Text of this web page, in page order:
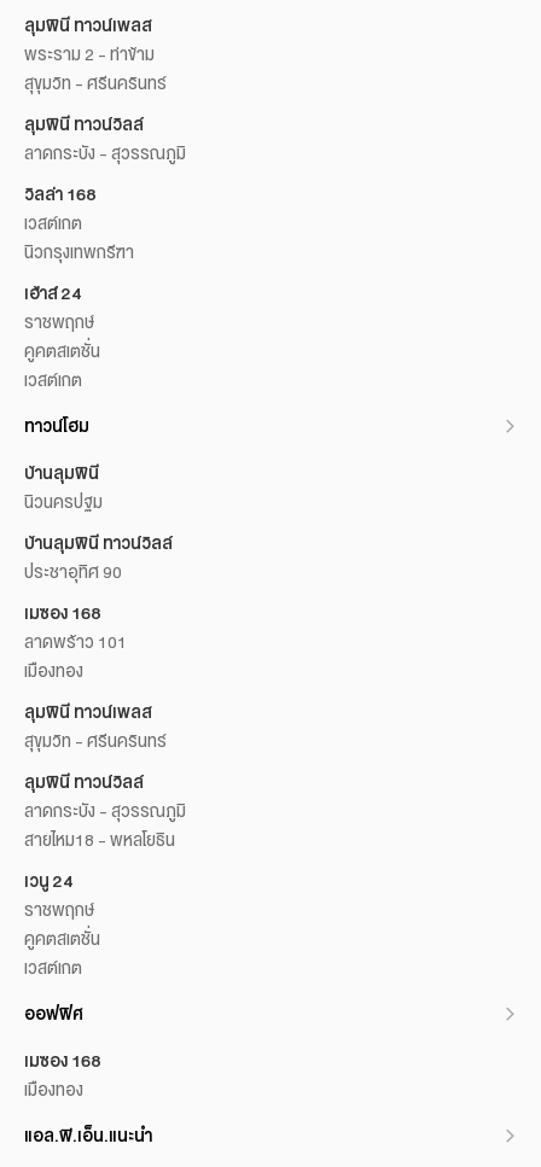
ลุมพินี ทาวน์เพลส
พระราม 2 - ท่าข้าม
สุขุมวิท - ศรีนครินทร์
ลุมพินี ทาวน์วิลล์
ลาดกระบัง - สุวรรณภูมิ
วิลล่า 168
เวสต์เกต
นิวกรุงเทพกรีฑา
เฮ้าส์ 24
ราชพฤกษ์
คูคตสเตชั่น
เวสต์เกต
ทาวน์โฮม
บ้านลุมพินี
นิวนครปฐม
บ้านลุมพินี ทาวน์วิลล์
ประชาอุทิศ 90
เมซอง 168
ลาดพร้าว 101
เมืองทอง
ลุมพินี ทาวน์เพลส
สุขุมวิท - ศรีนครินทร์
ลุมพินี ทาวน์วิลล์
ลาดกระบัง - สุวรรณภูมิ
สายไหม18 - พหลโยธิน
เวนู 24
ราชพฤกษ์
คูคตสเตชั่น
เวสต์เกต
ออฟฟิศ
เมซอง 168
เมืองทอง
แอล.พี.เอ็น.แนะนำ